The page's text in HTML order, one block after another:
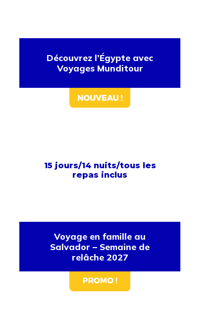
Découvrez l’Égypte avec
Voyages Munditour
15 jours/14 nuits/tous les
repas inclus
Voyage en famille au
Salvador – Semaine de
relâche 2027